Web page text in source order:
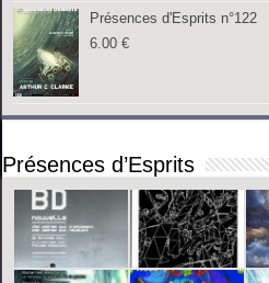
Présences d'Esprits n°122
6.00€
Présences d’Esprits